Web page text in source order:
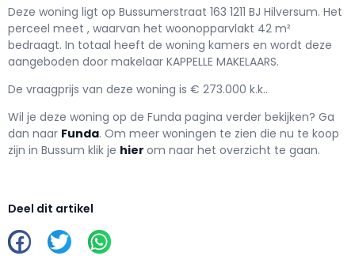
Deze woning ligt op Bussumerstraat 163 1211 BJ Hilversum. Het
perceel meet , waarvan het woonopparvlakt 42 m²
bedraagt. In totaal heeft de woning kamers en wordt deze
aangeboden door makelaar KAPPELLE MAKELAARS.
De vraagprijs van deze woning is € 273.000 k.k..
Wil je deze woning op de Funda pagina verder bekijken? Ga
dan naar Funda. Om meer woningen te zien die nu te koop
zijn in Bussum klik je hier om naar het overzicht te gaan.
Deel dit artikel